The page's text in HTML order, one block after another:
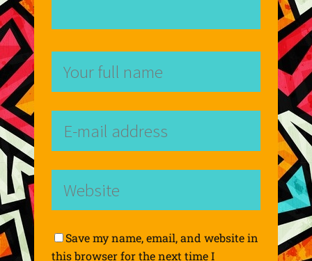
Save my name, email, and website in
this browser for the next time I